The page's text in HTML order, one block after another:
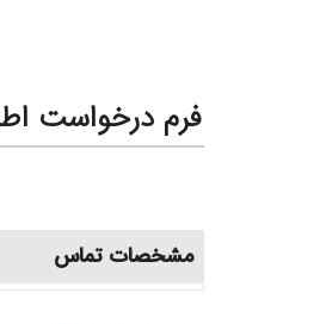
فرم درخواست
مشخصات تماس